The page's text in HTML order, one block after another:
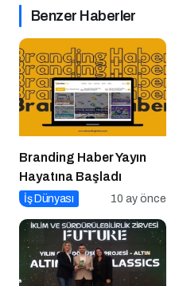
Benzer Haberler
Branding Haber Yayın
Hayatına Başladı
İş Dünyası 10 ay önce